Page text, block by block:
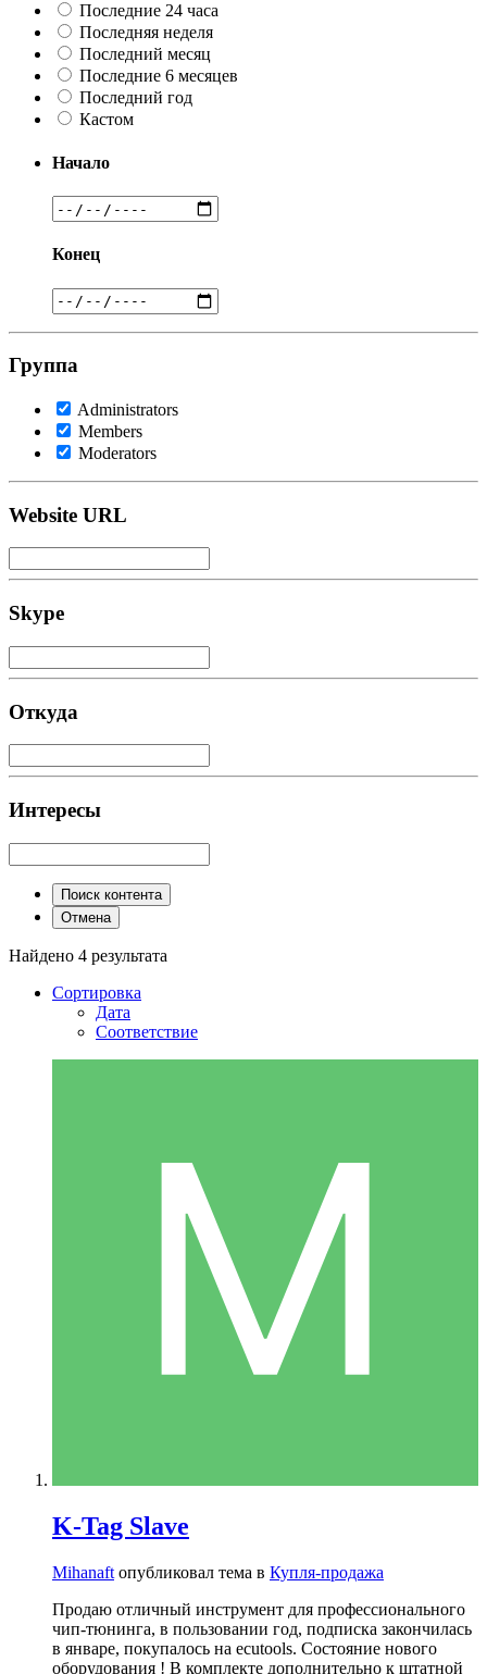
Последние 24 часа
Последняя неделя
Последний месяц
Последние 6 месяцев
Последний год
Кастом
Начало
Конец
Группа
Administrators
Members
Moderators
Website URL
Skype
Откуда
Интересы
Поиск контента
Отмена
Найдено 4 результата
Сортировка
Дата
Соответствие
K-Tag Slave
Mihanaft опубликовал тема в Купля-продажа
Продаю отличный инструмент для профессионального
чип-тюнинга, в пользовании год, подписка закончилась
в январе, покупалось на ecutools. Состояние нового
оборудования ! В комплекте дополнительно к штатной